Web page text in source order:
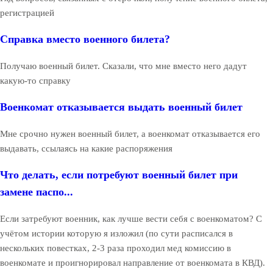
регистрацией
Справка вместо военного билета?
Получаю военный билет. Сказали, что мне вместо него дадут
какую-то справку
Военкомат отказывается выдать военный билет
Мне срочно нужен военный билет, а военкомат отказывается его
выдавать, ссылаясь на какие распоряжения
Что делать, если потребуют военный билет при
замене паспо...
Если затребуют военник, как лучше вести себя с военкоматом? С
учётом истории которую я изложил (по сути расписался в
нескольких повестках, 2-3 раза проходил мед комиссию в
военкомате и проигнорировал направление от военкомата в КВД).